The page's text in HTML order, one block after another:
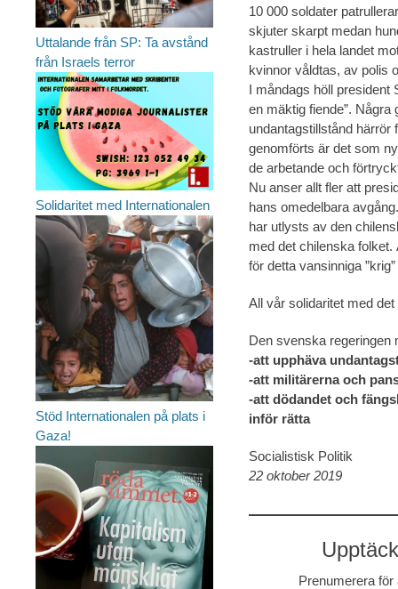
10 000 soldater
skjuter skarpt medan
kastruller i hela landet
kvinnor våldtas, av polis
I måndags höll president
en mäktig fiende”. Några
undantagstillstånd härrör
genomförts är det som
de arbetande och
Nu anser allt fler att
hans omedelbara
har utlysts av den
med det chilenska
för detta vansinniga
All vår solidaritet med
Den svenska regeringen
-att upphäva
-att militärerna och
-att dödandet och
inför rätta
Socialistisk Politik
22 oktober 2019
Prenumerera
Uttalande från SP: Ta avstånd
från Israels terror
Solidaritet med Internationalen
Stöd Internationalen på plats i
Gaza!